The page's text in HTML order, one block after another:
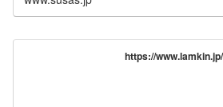
https://www.lamkin.jp/